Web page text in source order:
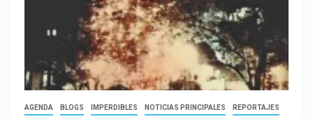
AGENDA BLOGS IMPERDIBLES NOTICIAS PRINCIPALES REPORTAJES